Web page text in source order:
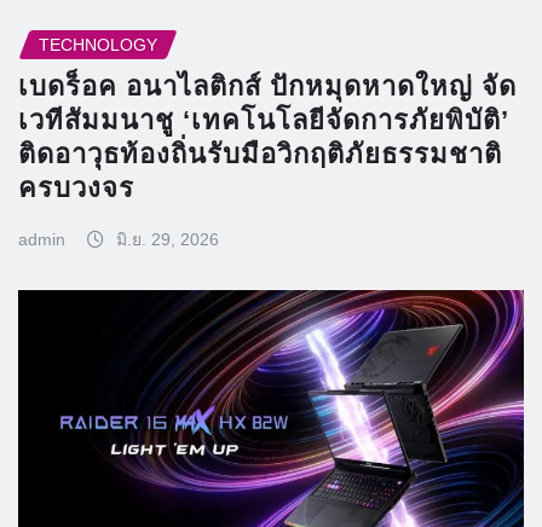
TECHNOLOGY
เบดร็อค อนาไลติกส์ ปักหมุดหาดใหญ่ จัด
เวทีสัมมนาชู ‘เทคโนโลยีจัดการภัยพิบัติ’
ติดอาวุธท้องถิ่นรับมือวิกฤติภัยธรรมชาติ
ครบวงจร
admin มิ.ย. 29, 2026